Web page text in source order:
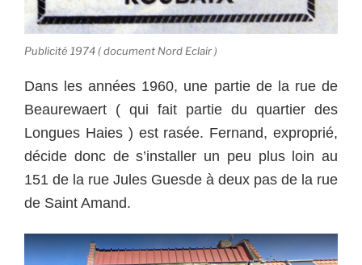
Publicité 1974 ( document Nord Eclair )
Dans les années 1960, une partie de la rue de
Beaurewaert ( qui fait partie du quartier des
Longues Haies ) est rasée. Fernand, exproprié,
décide donc de s’installer un peu plus loin au
151 de la rue Jules Guesde à deux pas de la rue
de Saint Amand.